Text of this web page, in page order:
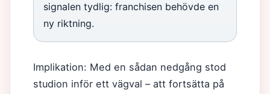
signalen tydlig: franchisen behövde en
ny riktning.
Implikation: Med en sådan nedgång stod
studion inför ett vägval – att fortsätta på